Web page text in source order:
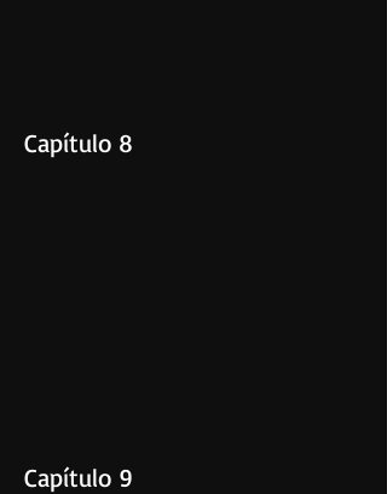
Capítulo 8
Capítulo 9